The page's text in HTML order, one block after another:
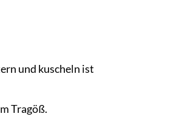
und kuscheln ist
Tragöß.